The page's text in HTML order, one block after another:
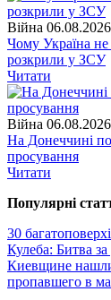
Війна
Чому Україна
розкрили у ЗСУ
Читати
Війна
На Донеччині
просування
Читати
Популярнi
30
Кулеба: Битва
Киевщине
пропавшего в